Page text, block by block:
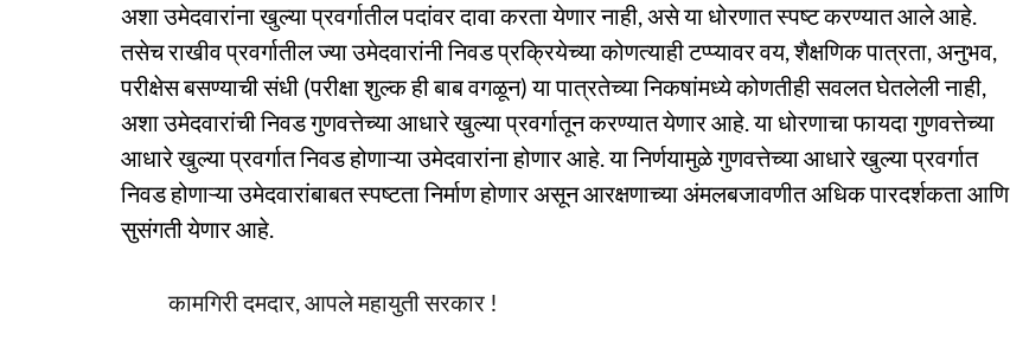
अशा उमेदवारांना खुल्या प्रवर्गातील पदांवर दावा करता येणार नाही, असे या धोरणात स्पष्ट करण्यात आले आहे.
तसेच राखीव प्रवर्गातील ज्या उमेदवारांनी निवड प्रक्रियेच्या कोणत्याही टप्प्यावर वय, शैक्षणिक पात्रता, अनुभव,
परीक्षेस बसण्याची संधी (परीक्षा शुल्क ही बाब वगळून) या पात्रतेच्या निकषांमध्ये कोणतीही सवलत घेतलेली नाही,
अशा उमेदवारांची निवड गुणवत्तेच्या आधारे खुल्या प्रवर्गातून करण्यात येणार आहे. या धोरणाचा फायदा गुणवत्तेच्या
आधारे खुल्या प्रवर्गात निवड होणाऱ्या उमेदवारांना होणार आहे. या निर्णयामुळे गुणवत्तेच्या आधारे खुल्या प्रवर्गात
निवड होणाऱ्या उमेदवारांबाबत स्पष्टता निर्माण होणार असून आरक्षणाच्या अंमलबजावणीत अधिक पारदर्शकता आणि
सुसंगती येणार आहे.
कामगिरी दमदार, आपले महायुती सरकार !